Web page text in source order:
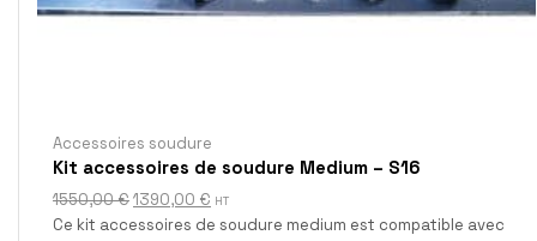
Accessoires soudure
Kit accessoires de soudure Medium – S16
1550,00€1390,00 € HT
Ce kit accessoires de soudure medium est compatible avec